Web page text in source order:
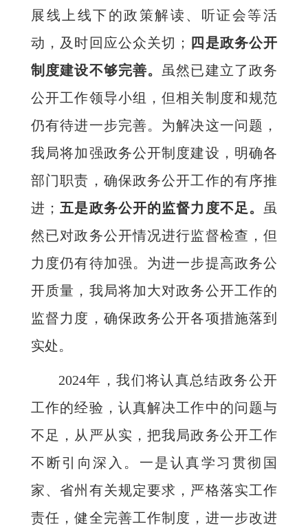
展线上线下的政策解读、听证会等活
动，及时回应公众关切； 四是政务公开
制度建设不够完善。 虽然已建立了政务
公开工作领导小组，但相关制度和规范
仍有待进一步完善。为解决这一问题，
我局将加强政务公开制度建设，明确各
部门职责，确保政务公开工作的有序推
进； 五是政务公开的监督力度不足。 虽
然已对政务公开情况进行监督检查，但
力度仍有待加强。为进一步提高政务公
开质量，我局将加大对政务公开工作的
监督力度，确保政务公开各项措施落到
实处。
2024年，我们将认真总结政务公开
工作的经验，认真解决工作中的问题与
不足，从严从实，把我局政务公开工作
不断引向深入。一是认真学习贯彻国
家、省州有关规定要求，严格落实工作
责任，健全完善工作制度，进一步改进